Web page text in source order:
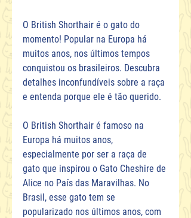
O British Shorthair é o gato do
momento! Popular na Europa há
muitos anos, nos últimos tempos
conquistou os brasileiros. Descubra
detalhes inconfundíveis sobre a raça
e entenda porque ele é tão querido.
O British Shorthair é famoso na
Europa há muitos anos,
especialmente por ser a raça de
gato que inspirou o Gato Cheshire de
Alice no País das Maravilhas. No
Brasil, esse gato tem se
popularizado nos últimos anos, com